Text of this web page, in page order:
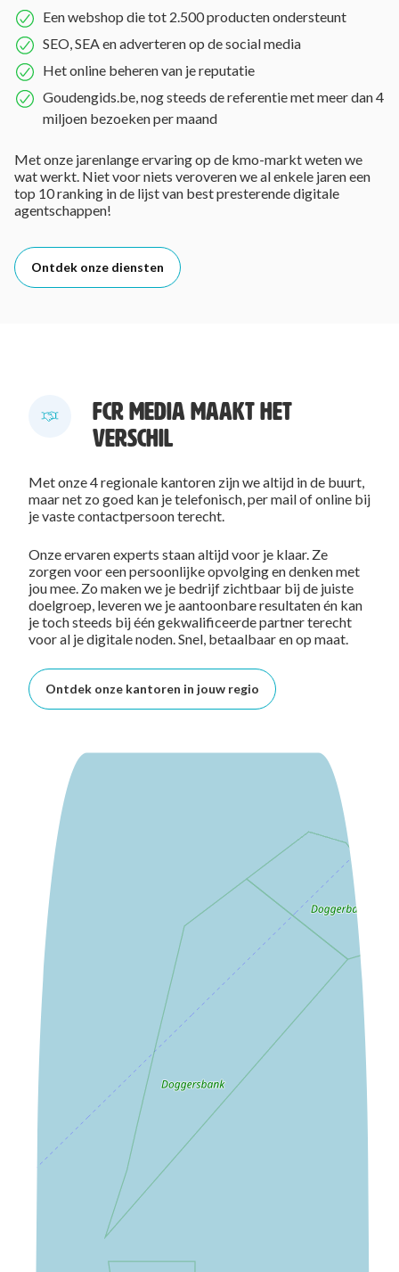
Een webshop die tot 2.500 producten ondersteunt
SEO, SEA en adverteren op de social media
Het online beheren van je reputatie
Goudengids.be, nog steeds de referentie met meer dan 4
miljoen bezoeken per maand
Met onze jarenlange ervaring op de kmo-markt weten we
wat werkt. Niet voor niets veroveren we al enkele jaren een
top 10 ranking in de lijst van best presterende digitale
agentschappen!
Ontdek onze diensten
FCR MEDIA MAAKT HET
VERSCHIL
Met onze 4 regionale kantoren zijn we altijd in de buurt,
maar net zo goed kan je telefonisch, per mail of online bij
je vaste contactpersoon terecht.
Onze ervaren experts staan altijd voor je klaar. Ze
zorgen voor een persoonlijke opvolging en denken met
jou mee. Zo maken we je bedrijf zichtbaar bij de juiste
doelgroep, leveren we je aantoonbare resultaten én kan
je toch steeds bij één gekwalificeerde partner terecht
voor al je digitale noden. Snel, betaalbaar en op maat.
Ontdek onze kantoren in jouw regio